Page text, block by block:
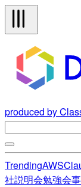
produced by
TrendingAWS
社説明会勉強会